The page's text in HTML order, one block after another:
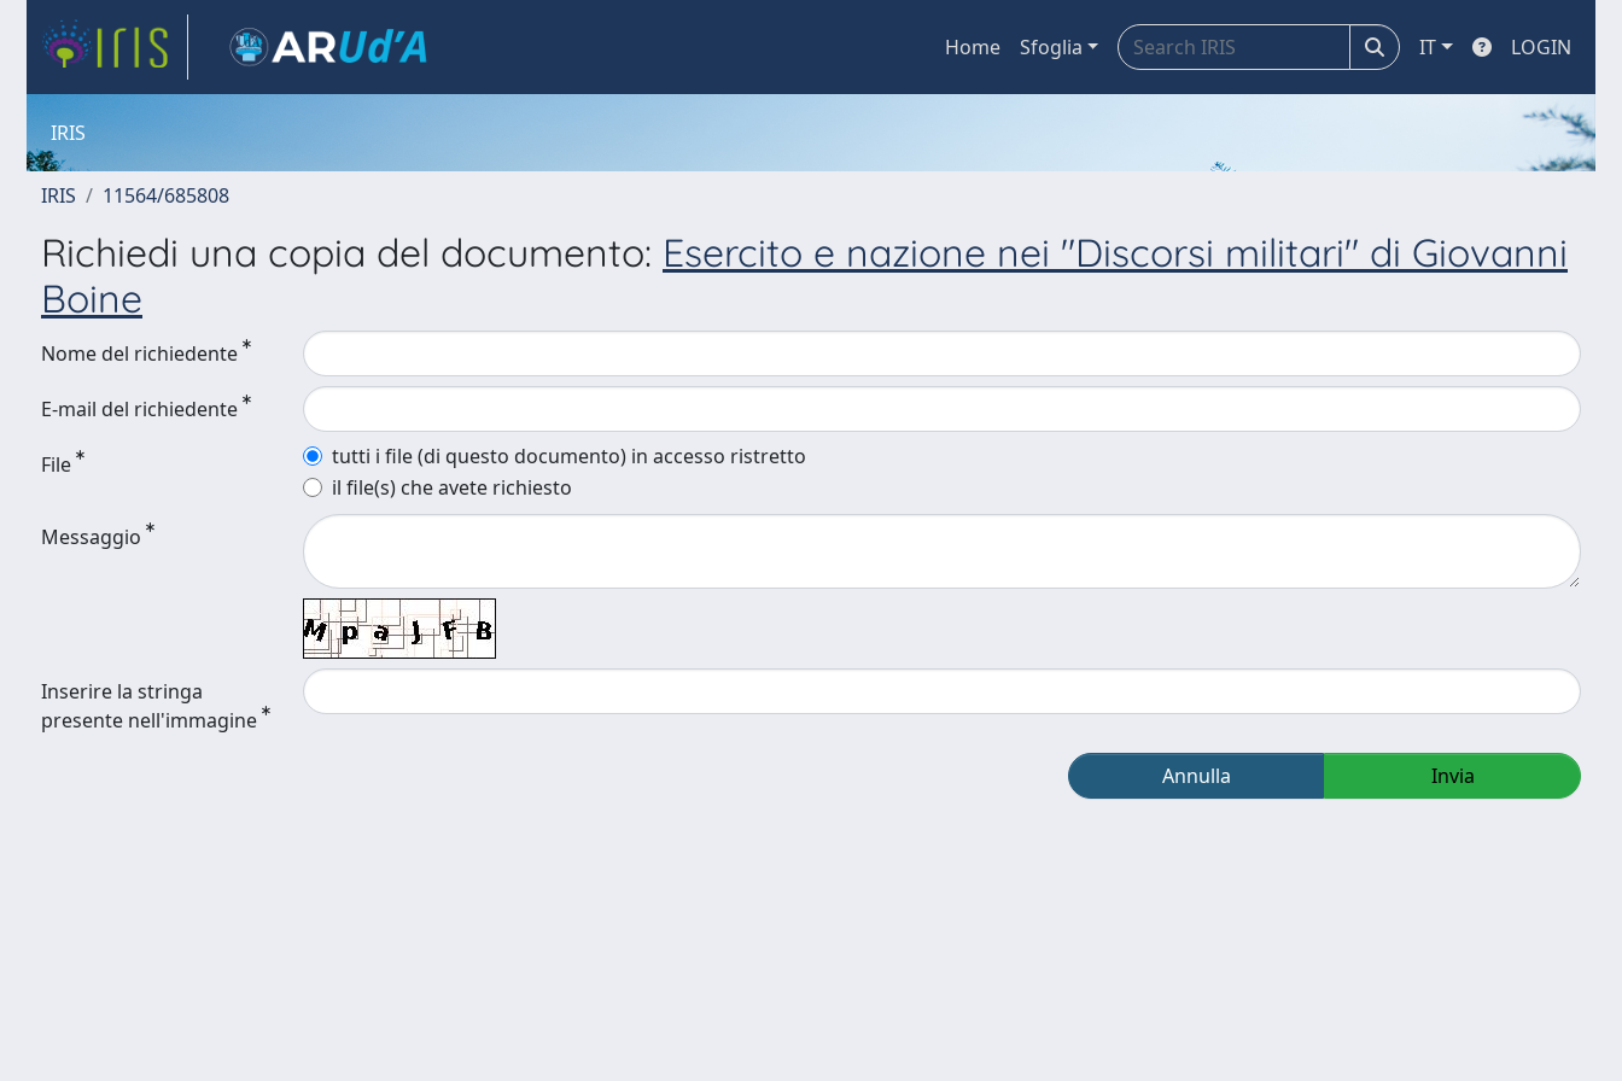
Home Sfoglia IT LOGIN
IRIS
IRIS 11564/685808
Richiedi una copia del documento: Esercito e nazione nei "Discorsi militari" di Giovanni
Boine
Nome del richiedente
E-mail del richiedente
File
tutti i file (di questo documento) in accesso ristretto
il file(s) che avete richiesto
Messaggio
Inserire la stringa
presente nell'immagine
Annulla Invia